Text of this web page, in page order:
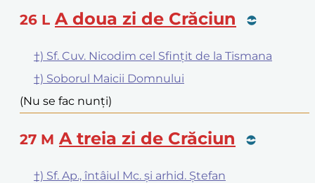
26 L A doua zi de Crăciun
†) Sf. Cuv. Nicodim cel Sfințit de la Tismana
†) Soborul Maicii Domnului
(Nu se fac nunți)
27 M A treia zi de Crăciun
†) Sf. Ap., întâiul Mc. și arhid. Ștefan